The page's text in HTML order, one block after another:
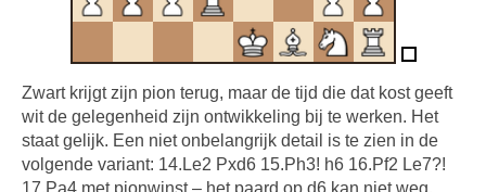
Zwart krijgt zijn pion terug, maar de tijd die dat kost geeft
wit de gelegenheid zijn ontwikkeling bij te werken. Het
staat gelijk. Een niet onbelangrijk detail is te zien in de
volgende variant: 14.Le2 Pxd6 15.Ph3! h6 16.Pf2 Le7?!
17.Pa4 met pionwinst – het paard op d6 kan niet weg.